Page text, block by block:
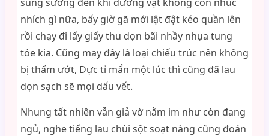
nhích gì nữa, bấy giờ gã mới lật đật kéo quần lên
rồi chạy đi lấy giấy thu dọn bãi nhầy nhụa tung
tóe kia. Cũng may đây là loại chiếu trúc nên không
bị thấm ướt, Dực tỉ mẩn một lúc thì cũng đã lau
dọn sạch sẽ mọi dấu vết.
Nhung tất nhiên vẫn giả vờ nằm im như còn đang
ngủ, nghe tiếng lau chùi sột soạt nàng cũng đoán